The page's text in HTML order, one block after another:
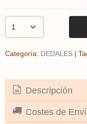
Categoría: DEDALES |
Descripción
Costes de